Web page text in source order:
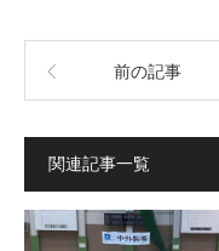
前の記事
関連記事一覧